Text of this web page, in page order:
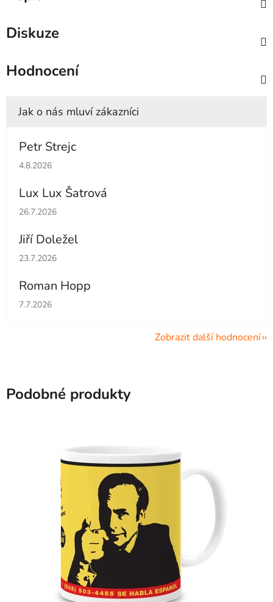
Diskuze
Hodnocení
Petr Strejc
Hodnocení obchodu je 5 z 5 hvězdiček.
4.8.2026
Lux Lux Šatrová
Hodnocení obchodu je 5 z 5 hvězdiček.
26.7.2026
Jiří Doležel
Hodnocení obchodu je 5 z 5 hvězdiček.
23.7.2026
Roman Hopp
Hodnocení obchodu je 5 z 5 hvězdiček.
7.7.2026
Zobrazit další hodnocení
Podobné produkty